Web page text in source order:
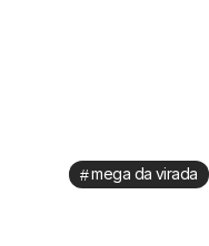
mega da virada